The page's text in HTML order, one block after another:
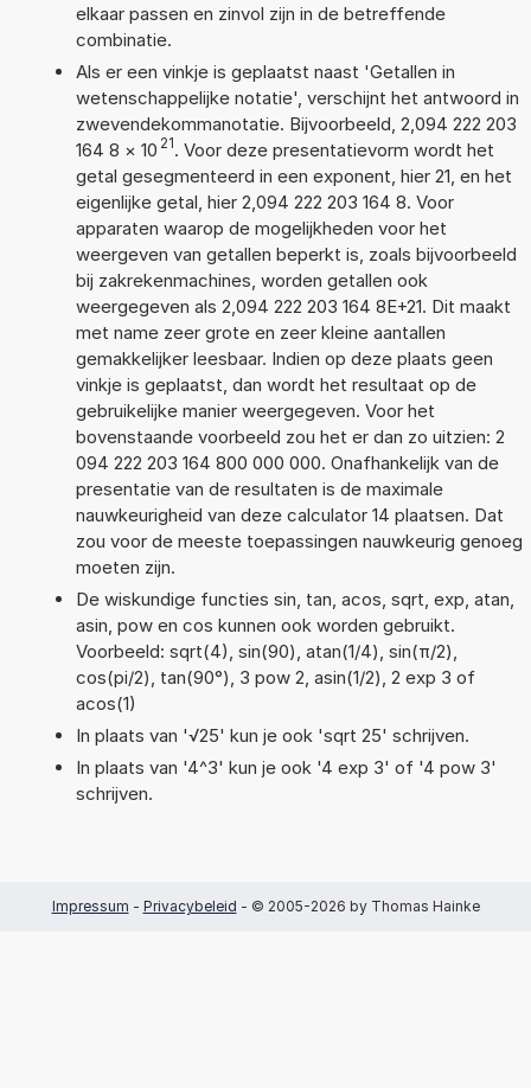
elkaar passen en zinvol zijn in de betreffende
combinatie.
Als er een vinkje is geplaatst naast 'Getallen in
wetenschappelijke notatie', verschijnt het antwoord in
zwevendekommanotatie. Bijvoorbeeld, 2,094 222 203
164 8 × 10 21. Voor deze presentatievorm wordt het
getal gesegmenteerd in een exponent, hier 21, en het
eigenlijke getal, hier 2,094 222 203 164 8. Voor
apparaten waarop de mogelijkheden voor het
weergeven van getallen beperkt is, zoals bijvoorbeeld
bij zakrekenmachines, worden getallen ook
weergegeven als 2,094 222 203 164 8E+21. Dit maakt
met name zeer grote en zeer kleine aantallen
gemakkelijker leesbaar. Indien op deze plaats geen
vinkje is geplaatst, dan wordt het resultaat op de
gebruikelijke manier weergegeven. Voor het
bovenstaande voorbeeld zou het er dan zo uitzien: 2
094 222 203 164 800 000 000. Onafhankelijk van de
presentatie van de resultaten is de maximale
nauwkeurigheid van deze calculator 14 plaatsen. Dat
zou voor de meeste toepassingen nauwkeurig genoeg
moeten zijn.
De wiskundige functies sin, tan, acos, sqrt, exp, atan,
asin, pow en cos kunnen ook worden gebruikt.
Voorbeeld: sqrt(4), sin(90), atan(1/4), sin(π/2),
cos(pi/2), tan(90°), 3 pow 2, asin(1/2), 2 exp 3 of
acos(1)
In plaats van '√25' kun je ook 'sqrt 25' schrijven.
In plaats van '4^3' kun je ook '4 exp 3' of '4 pow 3'
schrijven.
Impressum - Privacybeleid - © 2005-2026 by Thomas Hainke